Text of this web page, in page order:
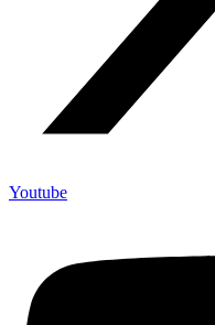
Youtube